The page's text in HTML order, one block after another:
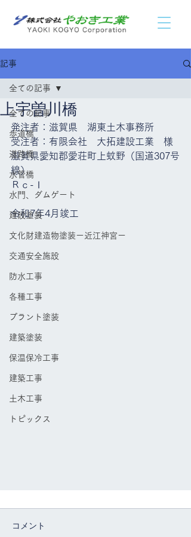
記事
全ての記事
歩道橋
道路橋
水管橋
水門、ダムゲート
建設塗装
文化財建造物塗装ー近江神宮ー
交通安全施設
防水工事
各種工事
プラント塗装
建築塗装
保温保冷工事
建築工事
土木工事
トピックス
全ての記事
上宇曽川橋
発注者：滋賀県　湖東土木事務所
受注者：有限会社　大拓建設工業　様
滋賀県愛知郡愛荘町上蚊野（国道307号
線）
Ｒｃ-Ⅰ
令和7年4月竣工
コメント